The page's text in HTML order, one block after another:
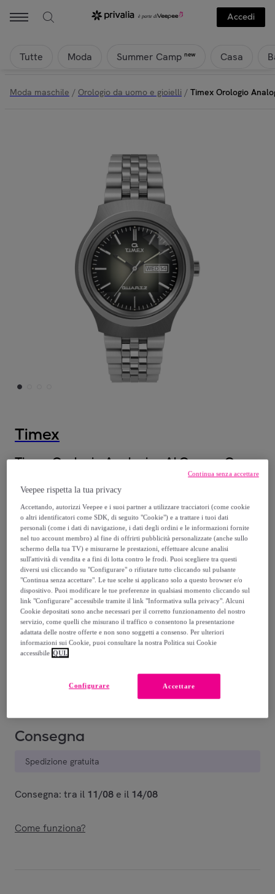
Accedi
Tutte Moda Summer Camp new Casa
Moda maschile / Orologio da uomo e gioielli / Timex Orologio
Timex
Timex Orologio Analogico Al Quarzo Q
Modello: Taglia Unica
113,39 €
188, €
-40%
Recupero del tuo vecchio prodotto possibile,
vedi le condizioni
Consegna
Spedizione gratuita
Consegna: tra il 11/08 e il 14/08
Come funziona?
Veepee rispetta la tua privacy
Accettando, autorizzi Veepee e i suoi partner a utilizzare tracciatori (come cookie
o altri identificatori come SDK, di seguito "Cookie") e a trattare i tuoi dati
personali (come i dati di navigazione, i dati degli ordini e le informazioni fornite
nel tuo account membro) al fine di offrirti pubblicità personalizzate (anche sullo
schermo della tua TV) e misurarne le prestazioni, effettuare alcune analisi
sull'attività di vendita e a fini di lotta contro le frodi. Puoi scegliere tra questi
diversi usi cliccando su "Configurare" o rifiutare tutto cliccando sul pulsante
"Continua senza accettare". Le tue scelte si applicano solo a questo browser e/o
dispositivo. Puoi modificare le tue preferenze in qualsiasi momento cliccando sul
link "Configurare" accessibile tramite il link "Informativa sulla privacy". Alcuni
Cookie depositati sono anche necessari per il corretto funzionamento del nostro
servizio, come quelli che misurano il traffico o consentono la presentazione
adattata delle nostre offerte e non sono soggetti a consenso. Per ulteriori
informazioni sui Cookie, puoi consultare la nostra Politica sui Cookie
accessibile QUI.
Accettare
Configurare
Continua senza accettare